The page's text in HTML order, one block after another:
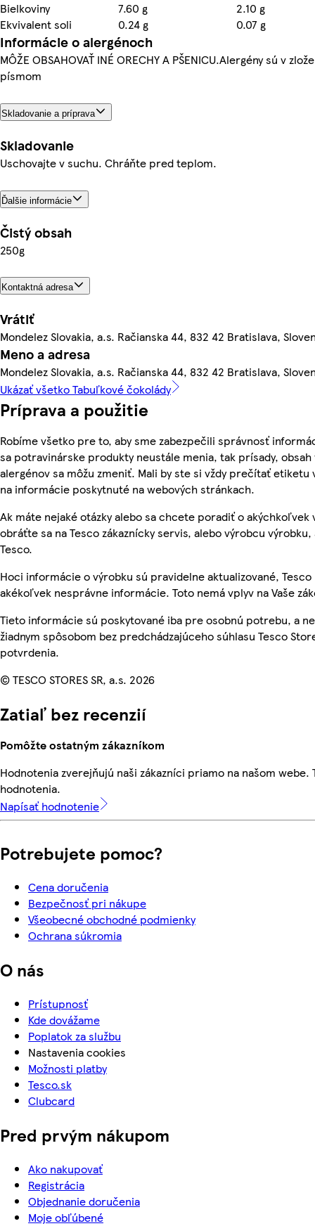
Bielkoviny 7.60 g
2.10 g
Ekvivalent soli
0.24 g 0.07 g
Informácie o alergénoch
MÔŽE OBSAHOVAŤ INÉ ORECHY A PŠENICU.Alergény sú v
písmom
Skladovanie a príprava
Skladovanie
Uschovajte v suchu. Chráňte pred teplom.
Ďalšie informácie
Čistý obsah
250g
Kontaktná adresa
Vrátiť
Mondelez Slovakia, a.s. Račianska 44, 832 42 Bratislava,
Meno a adresa
Mondelez Slovakia, a.s. Račianska 44, 832 42 Bratislava,
Ukázať všetko Tabuľkové čokolády
Príprava a použitie
Robíme všetko pre to, aby sme zabezpečili správnosť
sa potravinárske produkty neustále menia, tak prísady, obsah
alergénov sa môžu zmeniť. Mali by ste si vždy prečítať etiketu
na informácie poskytnuté na webových stránkach.
Ak máte nejaké otázky alebo sa chcete poradiť o akýchkoľvek
obráťte sa na Tesco zákaznícky servis, alebo výrobcu
Tesco.
Hoci informácie o výrobku sú pravidelne aktualizované,
akékoľvek nesprávne informácie. Toto nemá vplyv na Vaše
Tieto informácie sú poskytované iba pre osobnú potrebu, a
žiadnym spôsobom bez predchádzajúceho súhlasu Tesco
potvrdenia.
© TESCO STORES SR, a.s. 2026
Zatiaľ bez recenzií
Pomôžte ostatným zákazníkom
Hodnotenia zverejňujú naši zákazníci priamo na našom
hodnotenia.
Napísať hodnotenie
Potrebujete pomoc?
Cena doručenia
Bezpečnosť pri nákupe
Všeobecné obchodné podmienky
Ochrana súkromia
O nás
Prístupnosť
Kde dovážame
Poplatok za službu
Nastavenia cookies
Možnosti platby
Tesco.sk
Clubcard
Pred prvým nákupom
Ako nakupovať
Registrácia
Objednanie doručenia
Moje obľúbené